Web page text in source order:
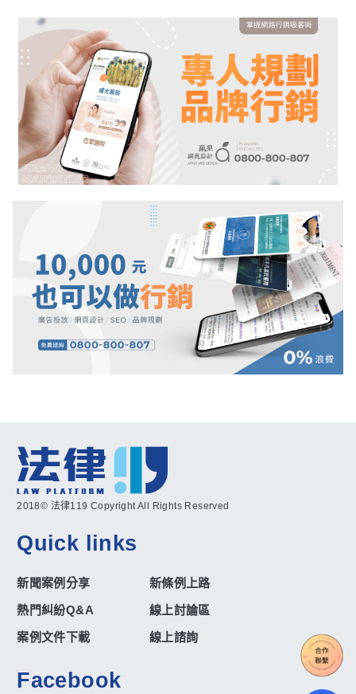
2018© 法律119 Copyright All Rights Reserved
Quick links
新聞案例分享
新條例上路
熱門糾紛Q&A
線上討論區
案例文件下載
線上諮詢
Facebook